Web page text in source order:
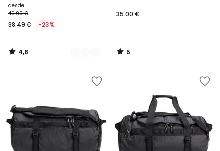
desde
49.99 €
38.49 € -23%
4,8
/
35.00 €
5
/